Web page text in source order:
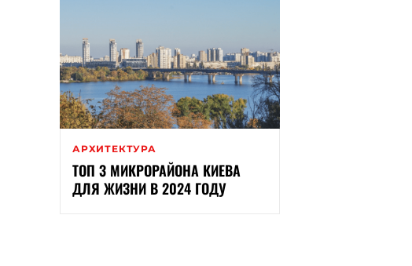
АРХИТЕКТУРА
ТОП 3 МИКРОРАЙОНА КИЕВА
ДЛЯ ЖИЗНИ В 2024 ГОДУ